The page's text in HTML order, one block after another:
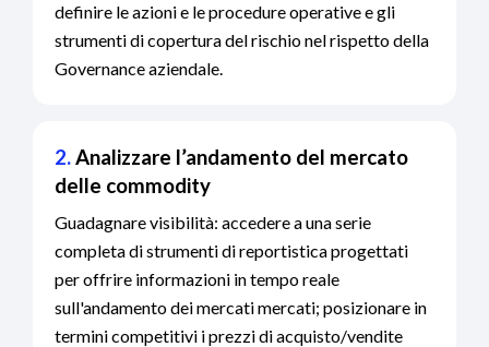
definire le azioni e le procedure operative e gli
strumenti di copertura del rischio nel rispetto della
Governance aziendale.
2.Analizzare l’andamento del mercato
delle commodity
Guadagnare visibilità: accedere a una serie
completa di strumenti di reportistica progettati
per offrire informazioni in tempo reale
sull'andamento dei mercati mercati; posizionare in
termini competitivi i prezzi di acquisto/vendite